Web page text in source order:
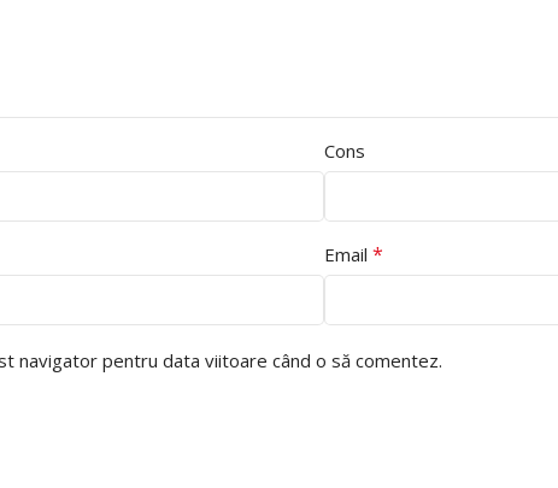
Cons
Email *
navigator pentru data viitoare când o să comentez.